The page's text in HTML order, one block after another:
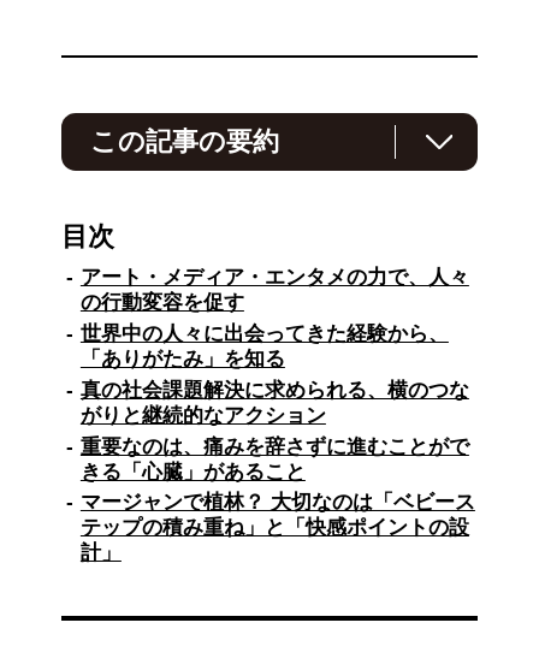
この記事の要約
ターテインメントの力を活用して社会課題解決
に取り組んでいます。
「RE:ACTION」プロジェクトでは、気候変動
や難民問題などさまざまな課題に対して、企業
との共創や参加型のプロジェクトを展開してい
ます。
社会課題解決には、業界内の横のつながりと継
続的なアクションが重要だと指摘。
また、真の解決には現場で働くソーシャルワー
カーの存在が不可欠であり、自身の役割はその
「補助」だと考えています。
新規事業として社会課題に取り組む際は、「心
臓」となる強い思いを持った人材の存在が鍵と
また、中間管理職がソーシャルな視点と事業成
目次
アート・メディア・エンタメの力で、人々
の行動変容を促す
世界中の人々に出会ってきた経験から、
「ありがたみ」を知る
真の社会課題解決に求められる、横のつな
がりと継続的なアクション
重要なのは、痛みを辞さずに進むことがで
きる「心臓」があること
マージャンで植林？ 大切なのは「ベビース
テップの積み重ね」と「快感ポイントの設
計」